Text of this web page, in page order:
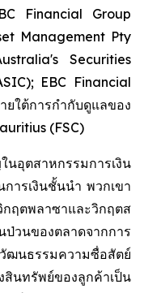
Financial Group
Management Pty
Securities
EBC Financial
ต้การกำกับดูแลของ
(FSC)
อุตสาหกรรมการเงิน
ารเงินชั้นนำ พวกเขา
ฤตพลาซาและวิกฤตส
วนของตลาดจากการ
วัฒนธรรมความซื่อสัตย์
นทรัพย์ของลูกค้าเป็น